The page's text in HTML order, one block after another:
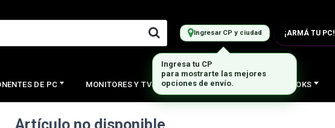
Ingresar CP y ciudad ¡ARMÁ TU PC!
DE PC MONITORES Y TVS PERIFERICOS NOTEBOOKS
Ingresa tu CP
para mostrarte las mejores
opciones de envío.